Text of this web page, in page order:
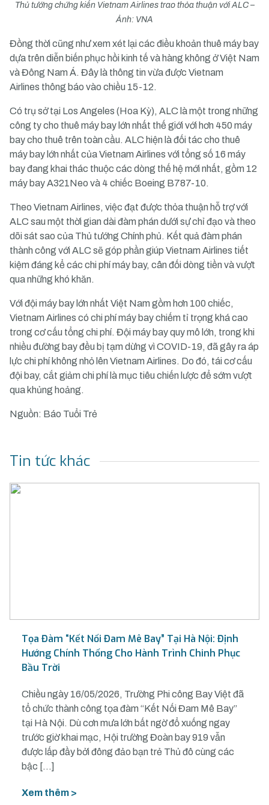
Thủ tướng chứng kiến Vietnam Airlines trao thỏa thuận với ALC –
Ảnh: VNA
Đồng thời cũng như xem xét lại các điều khoản thuê máy bay
dựa trên diễn biến phục hồi kinh tế và hàng không ở Việt Nam
và Đông Nam Á. Đây là thông tin vừa được Vietnam
Airlines thông báo vào chiều 15-12.
Có trụ sở tại Los Angeles (Hoa Kỳ), ALC là một trong những
công ty cho thuê máy bay lớn nhất thế giới với hơn 450 máy
bay cho thuê trên toàn cầu. ALC hiện là đối tác cho thuê
máy bay lớn nhất của Vietnam Airlines với tổng số 16 máy
bay đang khai thác thuộc các dòng thế hệ mới nhất, gồm 12
máy bay A321Neo và 4 chiếc Boeing B787-10.
Theo Vietnam Airlines, việc đạt được thỏa thuận hỗ trợ với
ALC sau một thời gian dài đàm phán dưới sự chỉ đạo và theo
dõi sát sao của Thủ tướng Chính phủ. Kết quả đàm phán
thành công với ALC sẽ góp phần giúp Vietnam Airlines tiết
kiệm đáng kể các chi phí máy bay, cân đối dòng tiền và vượt
qua những khó khăn.
Với đội máy bay lớn nhất Việt Nam gồm hơn 100 chiếc,
Vietnam Airlines có chi phí máy bay chiếm tỉ trọng khá cao
trong cơ cấu tổng chi phí. Đội máy bay quy mô lớn, trong khi
nhiều đường bay đều bị tạm dừng vì COVID-19, đã gây ra áp
lực chi phí không nhỏ lên Vietnam Airlines. Do đó, tái cơ cấu
đội bay, cắt giảm chi phí là mục tiêu chiến lược để sớm vượt
qua khủng hoảng.
Nguồn: Báo Tuổi Trẻ
Tin tức khác
Tọa Đàm “Kết Nối Đam Mê Bay” Tại Hà Nội: Định
Hướng Chính Thống Cho Hành Trình Chinh Phục
Bầu Trời
Chiều ngày 16/05/2026, Trường Phi công Bay Việt đã
tổ chức thành công tọa đàm “Kết Nối Đam Mê Bay”
tại Hà Nội. Dù cơn mưa lớn bất ngờ đổ xuống ngay
trước giờ khai mạc, Hội trường Đoàn bay 919 vẫn
được lấp đầy bởi đông đảo bạn trẻ Thủ đô cùng các
bậc […]
Xem thêm >